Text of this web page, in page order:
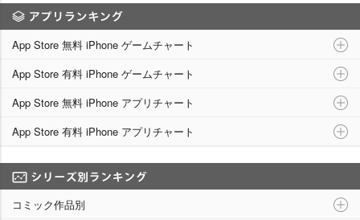
App Store 無料 iPhone ゲームチャート
App Store 有料 iPhone ゲームチャート
App Store 無料 iPhone アプリチャート
App Store 有料 iPhone アプリチャート
コミック作品別